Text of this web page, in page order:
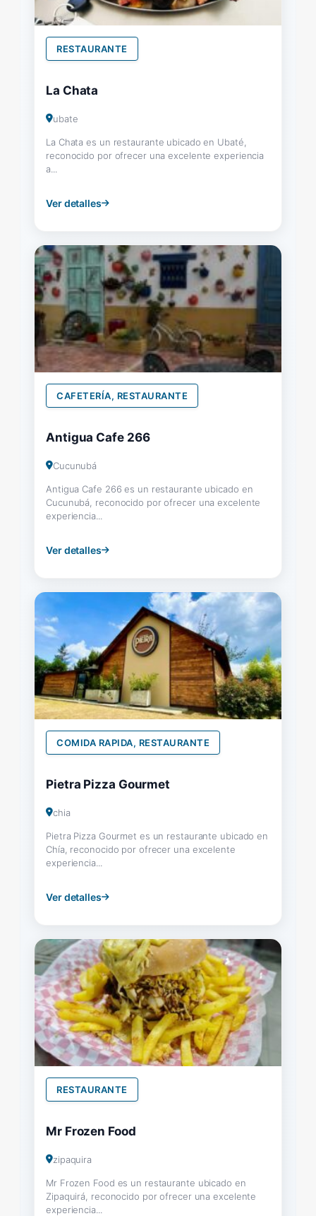
RESTAURANTE
La Chata
ubate
La Chata es un restaurante ubicado en Ubaté,
reconocido por ofrecer una excelente experiencia
a...
Ver detalles
CAFETERÍA, RESTAURANTE
Antigua Cafe 266
Cucunubá
Antigua Cafe 266 es un restaurante ubicado en
Cucunubá, reconocido por ofrecer una excelente
experiencia...
Ver detalles
COMIDA RAPIDA, RESTAURANTE
Pietra Pizza Gourmet
chia
Pietra Pizza Gourmet es un restaurante ubicado en
Chía, reconocido por ofrecer una excelente
experiencia...
Ver detalles
RESTAURANTE
Mr Frozen Food
zipaquira
Mr Frozen Food es un restaurante ubicado en
Zipaquirá, reconocido por ofrecer una excelente
experiencia...